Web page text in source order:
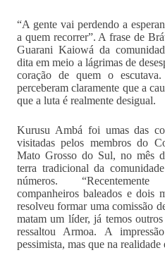
“A gente vai perdendo a
a quem recorrer”. A frase de
Guarani Kaiowá da
dita em meio a lágrimas de
coração de quem o
perceberam claramente que a
que a luta é realmente desigual.
Kurusu Ambá foi umas das
visitadas pelos membros do
Mato Grosso do Sul, no mês
terra tradicional da
números.
companheiros baleados e dois
resolveu formar uma comissão
matam um líder, já temos
ressaltou Armoa. A
pessimista, mas que na realidade